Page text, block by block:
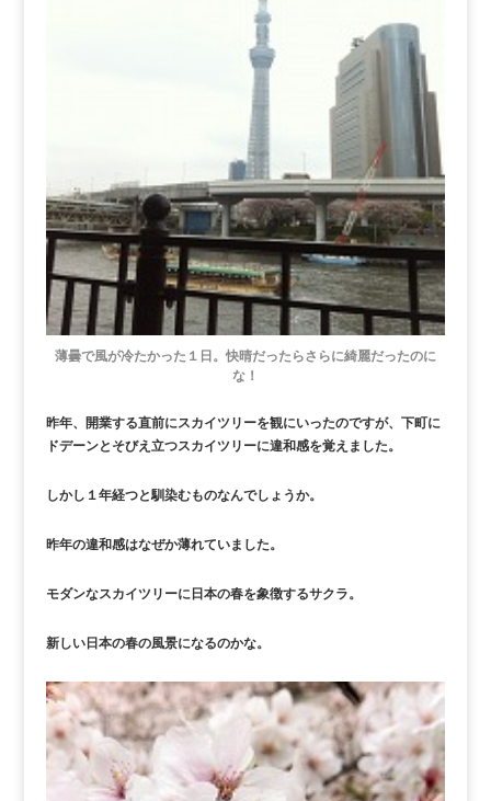
薄曇で風が冷たかった１日。快晴だったらさらに綺麗だったのに
な！
昨年、開業する直前にスカイツリーを観にいったのですが、下町に
ドデーンとそびえ立つスカイツリーに違和感を覚えました。
しかし１年経つと馴染むものなんでしょうか。
昨年の違和感はなぜか薄れていました。
モダンなスカイツリーに日本の春を象徴するサクラ。
新しい日本の春の風景になるのかな。